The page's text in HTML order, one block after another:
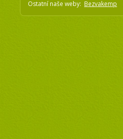
Ostatní naše weby: Bezvakemp